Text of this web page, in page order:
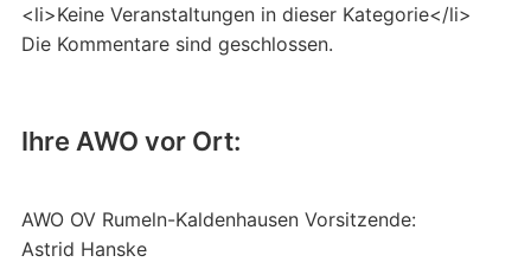
Ihre AWO vor Ort:
AWO OV Rumeln-Kaldenhausen Vorsitzende:
Astrid Hanske
<li>Keine Veranstaltungen in dieser Kategorie</li>
Die Kommentare sind geschlossen.